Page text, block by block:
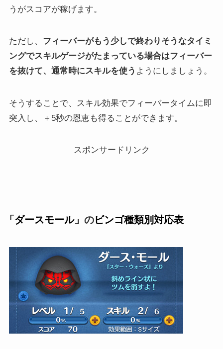
うがスコアが稼げます。
ただし、 フィーバーがもう少しで終わりそうなタイミ
ングでスキルゲージがたまっている場合はフィーバー
を抜けて、通常時にスキルを使う ようにしましょう。
そうすることで、スキル効果でフィーバータイムに即
突入し、＋5秒の恩恵も得ることができます。
スポンサードリンク
「ダースモール」 のビンゴ種類別対応表